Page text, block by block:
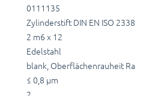
0111135
Zylinderstift DIN EN ISO 2338
2 m6 x 12
Edelstahl
blank, Oberflächenrauheit Ra
≤ 0,8 µm